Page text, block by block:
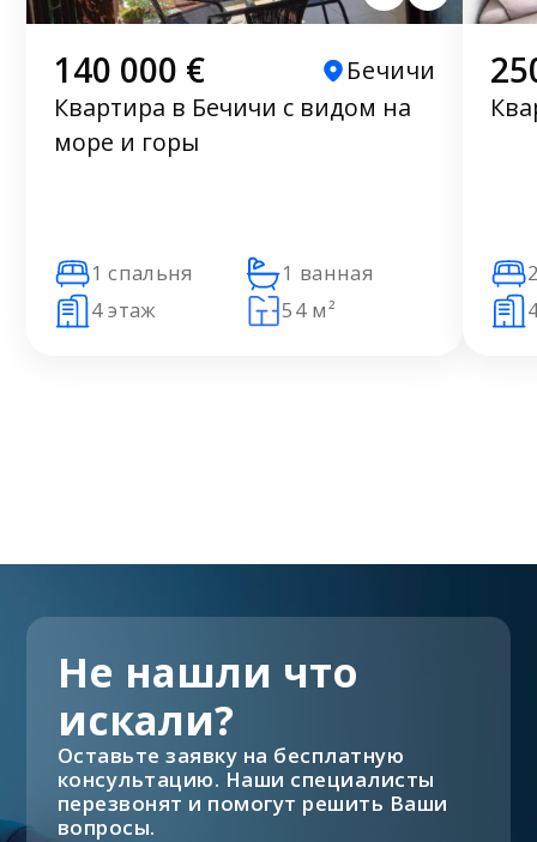
140 000 €
Бечичи
Квартира в Бечичи с видом на
море и горы
1 спальня
1 ванная
4 этаж
54 м²
Не нашли что
искали?
Оставьте заявку на бесплатную
консультацию. Наши специалисты
перезвонят и помогут решить Ваши
вопросы.